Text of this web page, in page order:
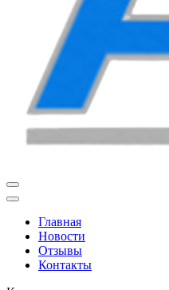
Главная
Новости
Отзывы
Контакты